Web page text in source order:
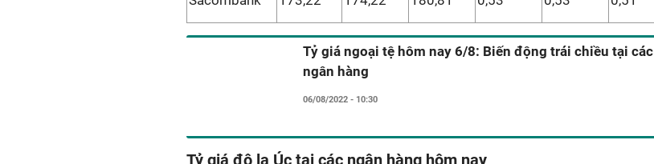
Tỷ giá ngoại tệ hôm nay 6/8: Biến động trái chiều tại các
ngân hàng
06/08/2022 - 10:30
Tỷ giá đô la Úc tại các ngân hàng hôm nay